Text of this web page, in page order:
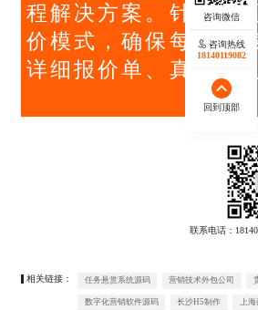
程解决方案。针对不
价模式，确保每一分
详细报价单、真实案
联系电话：
相关链接： 任务悬赏系统源码 营销技术外包公司
数字化营销软件源码 长沙H5制作 上
咨询热线
18140119082
回到顶部